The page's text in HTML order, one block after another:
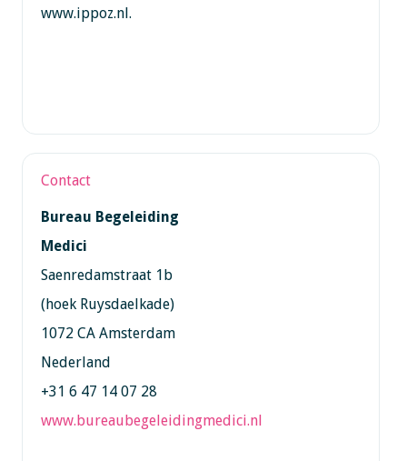
www.ippoz.nl.
Contact
Bureau Begeleiding
Medici
Saenredamstraat 1b
(hoek Ruysdaelkade)
1072 CA Amsterdam
Nederland
+31 6 47 14 07 28
www.bureaubegeleidingmedici.nl